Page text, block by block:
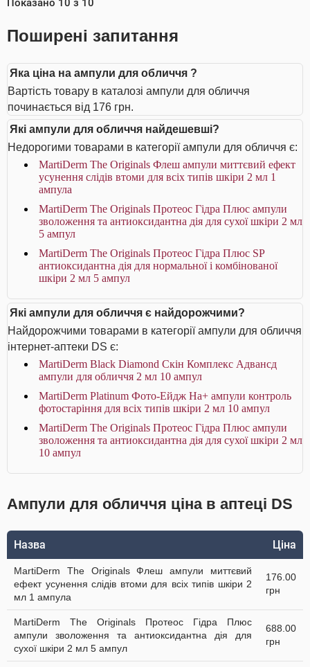
Показано 10 з 10
Поширені запитання
Яка ціна на ампули для обличчя ?
Вартість товару в каталозі ампули для обличчя
починається від 176 грн.
Які ампули для обличчя найдешевші?
Недорогими товарами в категорії ампули для обличчя є:
MartiDerm The Originals Флеш ампули миттєвий ефект
усунення слідів втоми для всіх типів шкіри 2 мл 1
ампула
MartiDerm The Originals Протеос Гідра Плюс ампули
зволоження та антиоксидантна дія для сухої шкіри 2 мл
5 ампул
MartiDerm The Originals Протеос Гідра Плюс SP
антиоксидантна дія для нормальної і комбінованої
шкіри 2 мл 5 ампул
Які ампули для обличчя є найдорожчими?
Найдорожчими товарами в категорії ампули для обличчя
інтернет-аптеки DS є:
MartiDerm Black Diamond Скін Комплекс Адвансд
ампули для обличчя 2 мл 10 ампул
MartiDerm Platinum Фото-Ейдж На+ ампули контроль
фотостаріння для всіх типів шкіри 2 мл 10 ампул
MartiDerm The Originals Протеос Гідра Плюс ампули
зволоження та антиоксидантна дія для сухої шкіри 2 мл
10 ампул
Ампули для обличчя ціна в аптеці DS
Назва Ціна
MartiDerm The Originals Флеш ампули миттєвий
ефект усунення слідів втоми для всіх типів шкіри 2
мл 1 ампула
176.00
грн
MartiDerm The Originals Протеос Гідра Плюс
ампули зволоження та антиоксидантна дія для
сухої шкіри 2 мл 5 ампул
688.00
грн